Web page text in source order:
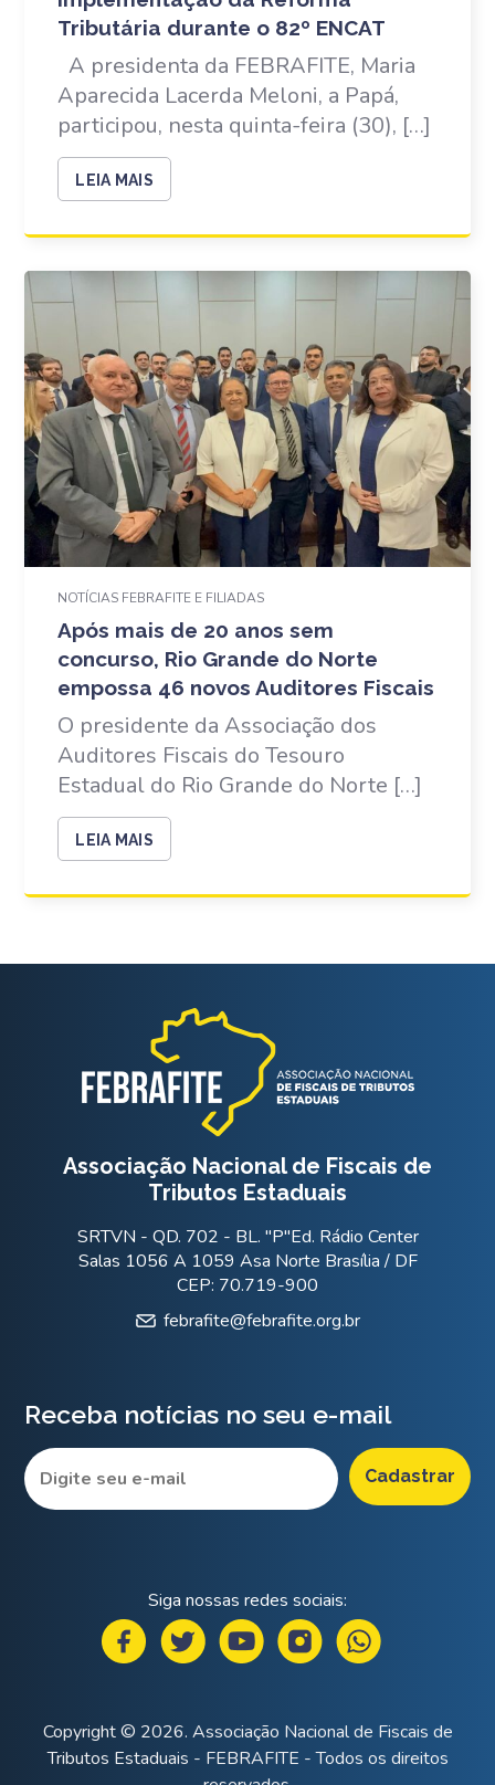
Tributária durante o 82º ENCAT
A presidenta da FEBRAFITE, Maria
Aparecida Lacerda Meloni, a Papá,
participou, nesta quinta-feira (30), […]
LEIA MAIS
NOTÍCIAS FEBRAFITE E FILIADAS
Após mais de 20 anos sem
concurso, Rio Grande do Norte
empossa 46 novos Auditores Fiscais
O presidente da Associação dos
Auditores Fiscais do Tesouro
Estadual do Rio Grande do Norte […]
LEIA MAIS
Associação Nacional de Fiscais de
Tributos Estaduais
SRTVN - QD. 702 - BL. "P"Ed. Rádio Center
Salas 1056 A 1059 Asa Norte Brasília / DF
CEP: 70.719-900
febrafite@febrafite.org.br
Receba notícias no seu e-mail
Siga nossas redes sociais:
Copyright © 2026. Associação Nacional de Fiscais de
Tributos Estaduais - FEBRAFITE - Todos os direitos